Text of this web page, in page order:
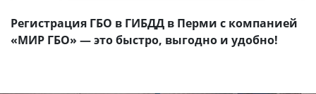
Регистрация ГБО в ГИБДД в Перми с компанией
«МИР ГБО» — это быстро, выгодно и удобно!